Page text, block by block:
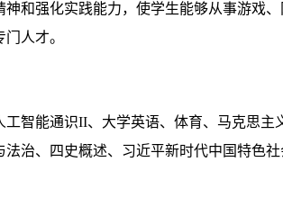
神和强化实践能力，使学生能够从事游戏
人才。
工智能通识II、大学英语、体育、马克思主
法治、四史概述、习近平新时代中国特色